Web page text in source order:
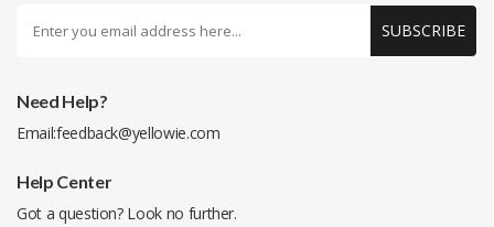
SUBSCRIBE
Need Help?
Email:feedback@yellowie.com
Help Center
Got a question? Look no further.